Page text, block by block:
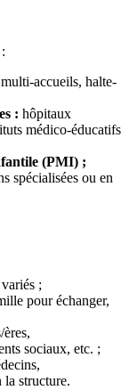
accueils, halte-
: hôpitaux
médico-éducatifs
(PMI) ;
spécialisées ou en
;
pour échanger,
sociaux, etc. ;
la structure.